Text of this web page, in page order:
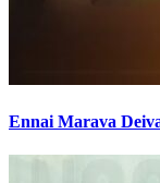
Ennai Marava